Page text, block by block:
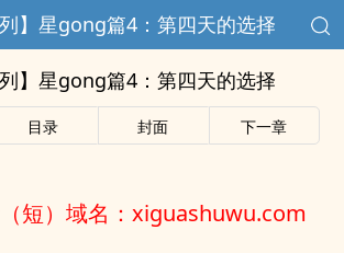
列】星gong篇4：第四天的选择
列】星gong篇4：第四天的选择
目录 封面 下一章
短）域名：xiguashuwu.com